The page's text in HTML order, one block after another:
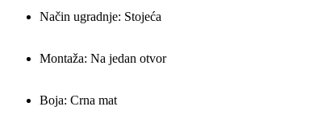
Način ugradnje: Stojeća
Montaža: Na jedan otvor
Boja: Crna mat